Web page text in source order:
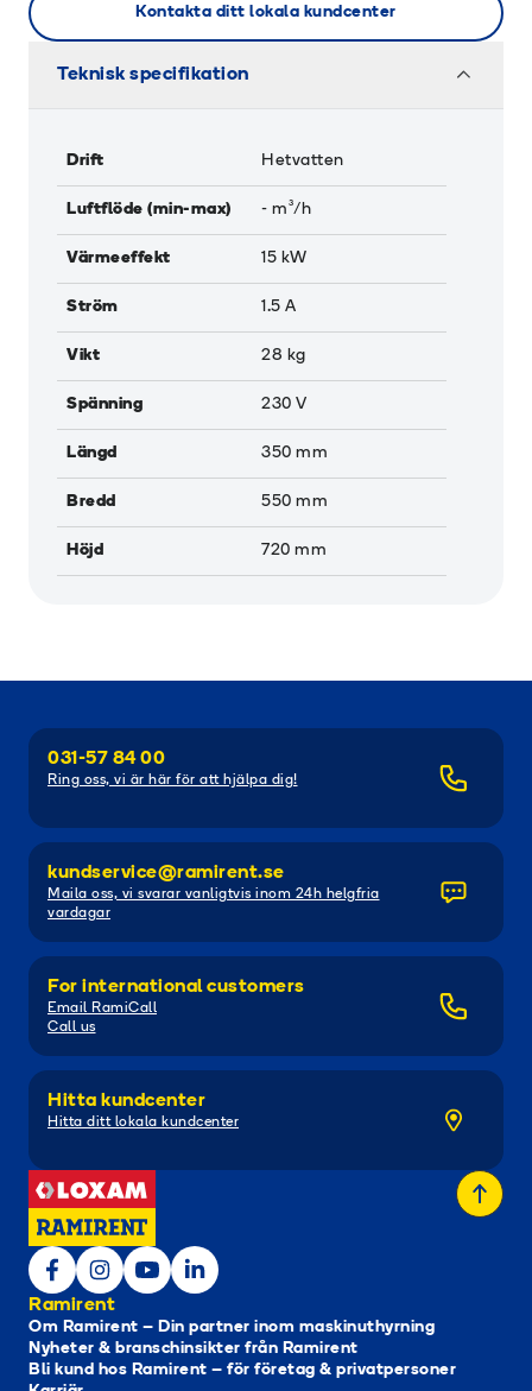
Kontakta ditt lokala kundcenter
Teknisk specifikation
Drift Hetvatten
Luftflöde (min-max) - m³/h
Värmeeffekt 15 kW
Ström 1.5 A
Vikt 28 kg
Spänning 230 V
Längd 350 mm
Bredd 550 mm
Höjd 720 mm
031-57 84 00
Ring oss, vi är här för att hjälpa dig!
kundservice@ramirent.se
Maila oss, vi svarar vanligtvis inom 24h helgfria
vardagar
For international customers
Email RamiCall
Call us
Hitta kundcenter
Hitta ditt lokala kundcenter
Ramirent
Om Ramirent – Din partner inom maskinuthyrning
Nyheter & branschinsikter från Ramirent
Bli kund hos Ramirent – för företag & privatpersoner